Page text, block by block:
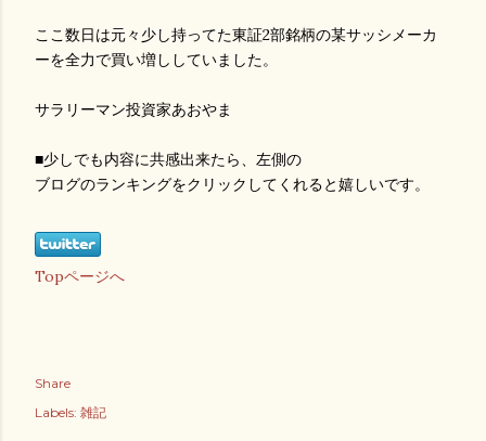
ここ数日は元々少し持ってた東証2部銘柄の某サッシメーカ
ーを全力で買い増ししていました。
サラリーマン投資家あおやま
■少しでも内容に共感出来たら、左側の
ブログのランキングをクリックしてくれると嬉しいです。
Topページへ
Share
Labels: 雑記